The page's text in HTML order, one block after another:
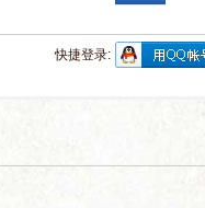
快捷登录: